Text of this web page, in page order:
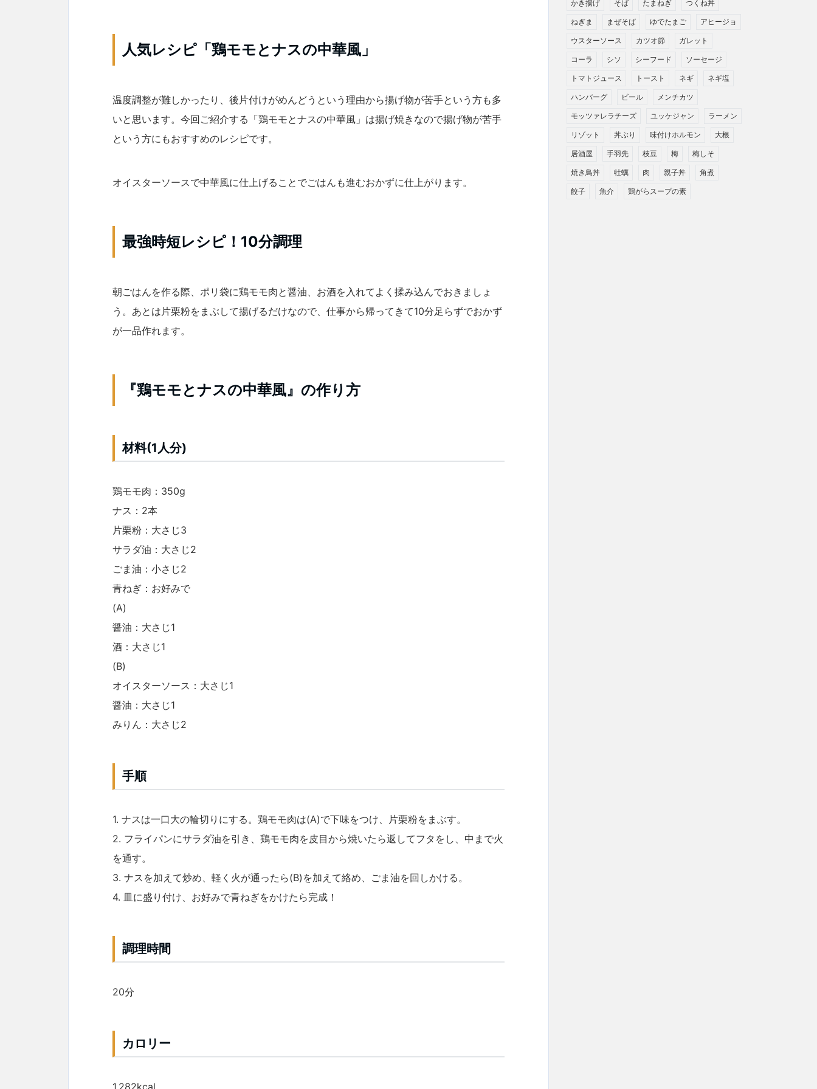
人気レシピ「鶏モモとナスの中華風」
温度調整が難しかったり、後片付けがめんどうという理由から揚げ物が苦手という方も多
いと思います。今回ご紹介する「鶏モモとナスの中華風」は揚げ焼きなので揚げ物が苦手
という方にもおすすめのレシピです。
オイスターソースで中華風に仕上げることでごはんも進むおかずに仕上がります。
最強時短レシピ！10分調理
朝ごはんを作る際、ポリ袋に鶏モモ肉と醤油、お酒を入れてよく揉み込んでおきましょ
う。あとは片栗粉をまぶして揚げるだけなので、仕事から帰ってきて10分足らずでおかず
が一品作れます。
『鶏モモとナスの中華風』の作り方
材料(1人分)
鶏モモ肉：350g
ナス：2本
片栗粉：大さじ3
サラダ油：大さじ2
ごま油：小さじ2
青ねぎ：お好みで
(A)
醤油：大さじ1
酒：大さじ1
(B)
オイスターソース：大さじ1
醤油：大さじ1
みりん：大さじ2
手順
1. ナスは一口大の輪切りにする。鶏モモ肉は(A)で下味をつけ、片栗粉をまぶす。
2. フライパンにサラダ油を引き、鶏モモ肉を皮目から焼いたら返してフタをし、中まで火
を通す。
3. ナスを加えて炒め、軽く火が通ったら(B)を加えて絡め、ごま油を回しかける。
4. 皿に盛り付け、お好みで青ねぎをかけたら完成！
調理時間
20分
カロリー
1,282kcal
かき揚げ そば たまねぎ つくね丼
ねぎま まぜそば ゆでたまご アヒージョ
ウスターソース カツオ節 ガレット
コーラ シソ シーフード ソーセージ
トマトジュース トースト ネギ ネギ塩
ハンバーグ ビール メンチカツ
モッツァレラチーズ ユッケジャン ラーメン
リゾット 丼ぶり 味付けホルモン 大根
居酒屋 手羽先 枝豆 梅 梅しそ
焼き鳥丼 牡蠣 肉 親子丼 角煮
餃子 魚介 鶏がらスープの素